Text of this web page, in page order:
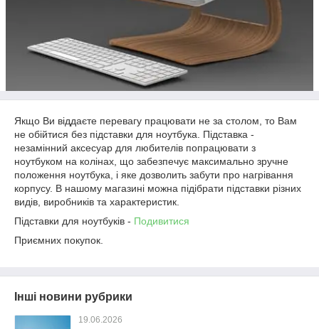
Якщо Ви віддаєте перевагу працювати не за столом, то Вам
не обійтися без підставки для ноутбука. Підставка -
незамінний аксесуар для любителів попрацювати з
ноутбуком на колінах, що забезпечує максимально зручне
положення ноутбука, і яке дозволить забути про нагрівання
корпусу. В нашому магазині можна підібрати підставки різних
видів, виробників та характеристик.
Підставки для ноутбуків - Подивитися
Приємних покупок.
Інші новини рубрики
19.06.2026